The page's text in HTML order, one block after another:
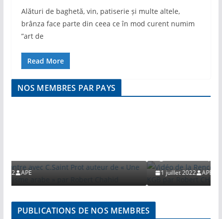
Alături de baghetă, vin, patiserie și multe altele,
brânza face parte din ceea ce în mod curent numim
”art de
Read More
NOS MEMBRES PAR PAYS
1 juillet 2022 APE
PUBLICATIONS DE NOS MEMBRES
ACTIVITES
PUBLICATIONS PAR NOS MEMBRES
VISITES ET VOYAGES DE PRESSE